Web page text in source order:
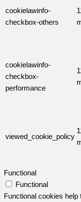
cookielawinfo-
checkbox-others
cookielawinfo-
checkbox-
performance
viewed_cookie_policy
Functional
Functional
Functional cookies